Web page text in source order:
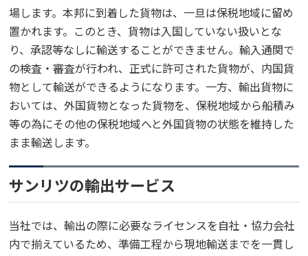
場します。本邦に到着した貨物は、一旦は保税地域に留め
置かれます。このとき、貨物は入国していない扱いとな
り、承認等なしに輸送することができません。輸入通関で
の検査・審査が行われ、正式に許可された貨物が、内国貨
物として輸送ができるようになります。一方、輸出貨物に
おいては、外国貨物となった貨物を、保税地域から船積み
等の為にその他の保税地域へと外国貨物の状態を維持した
まま輸送します。
サンリツの輸出サービス
当社では、輸出の際に必要なライセンスを自社・協力会社
内で揃えているため、準備工程から現地輸送までを一貫し